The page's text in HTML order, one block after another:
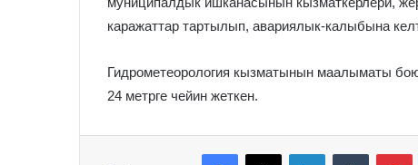
каражаттар тартылып, авариялык-калыбына
Гидрометеорология кызматынын маалыматы
24 метрге чейин жеткен.
FacebookX LinkedInTumblr